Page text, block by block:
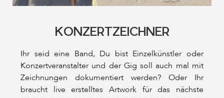
KONZERTZEICHNER
Ihr seid eine Band, Du bist Einzelkünstler oder
Konzertveranstalter und der Gig soll auch mal mit
Zeichnungen dokumentiert werden? Oder Ihr
braucht live erstelltes Artwork für das nächste